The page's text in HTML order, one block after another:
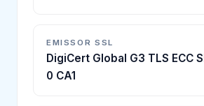
EMISSOR SSL
DigiCert Global G3 TLS ECC
0 CA1